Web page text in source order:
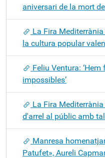
aniversari de la mort
La Fira
la cultura popular
Feliu Ventura:
impossibles’
La Fira
d'arrel al públic amb
Manresa
Patufet», Aureli